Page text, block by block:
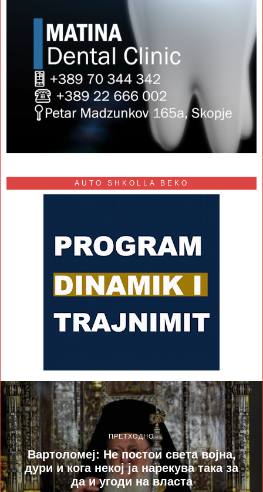
AUTO SHKOLLA BEKO
ПРЕТХОДНО
Вартоломеј: Не постои света војна,
дури и кога некој ја нарекува така за
да и угоди на власта